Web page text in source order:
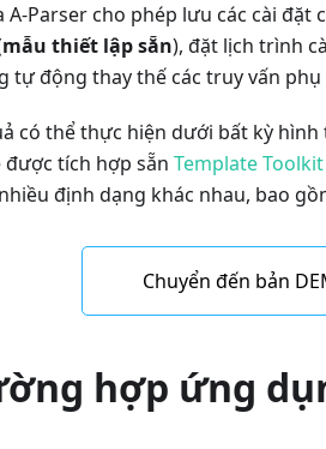
A-Parser cho phép lưu các cài đặt
mẫu thiết lập sẵn), đặt lịch trình
tự động thay thế các truy vấn
có thể thực hiện dưới bất kỳ
tích hợp sẵn Template Toolkit
định dạng khác nhau, bao
Chuyển đến bản
hợp ứng